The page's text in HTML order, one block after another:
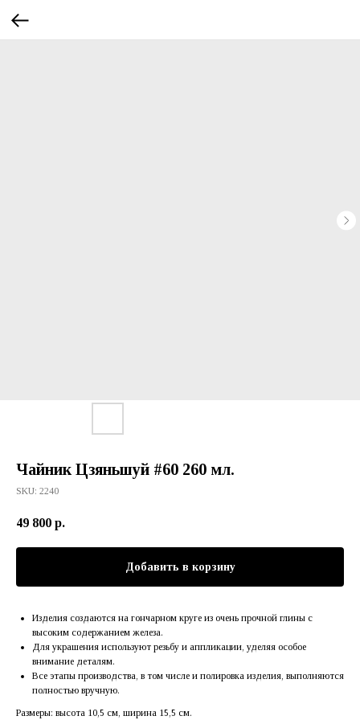
Чайник Цзяньшуй #60 260 мл.
SKU: 2240
49 800 р.
Добавить в корзину
Изделия создаются на гончарном круге из очень прочной глины с
высоким содержанием железа.
Для украшения используют резьбу и аппликации, уделяя особое
внимание деталям.
Все этапы производства, в том числе и полировка изделия, выполняются
полностью вручную.
Размеры: высота 10,5 см, ширина 15,5 см.